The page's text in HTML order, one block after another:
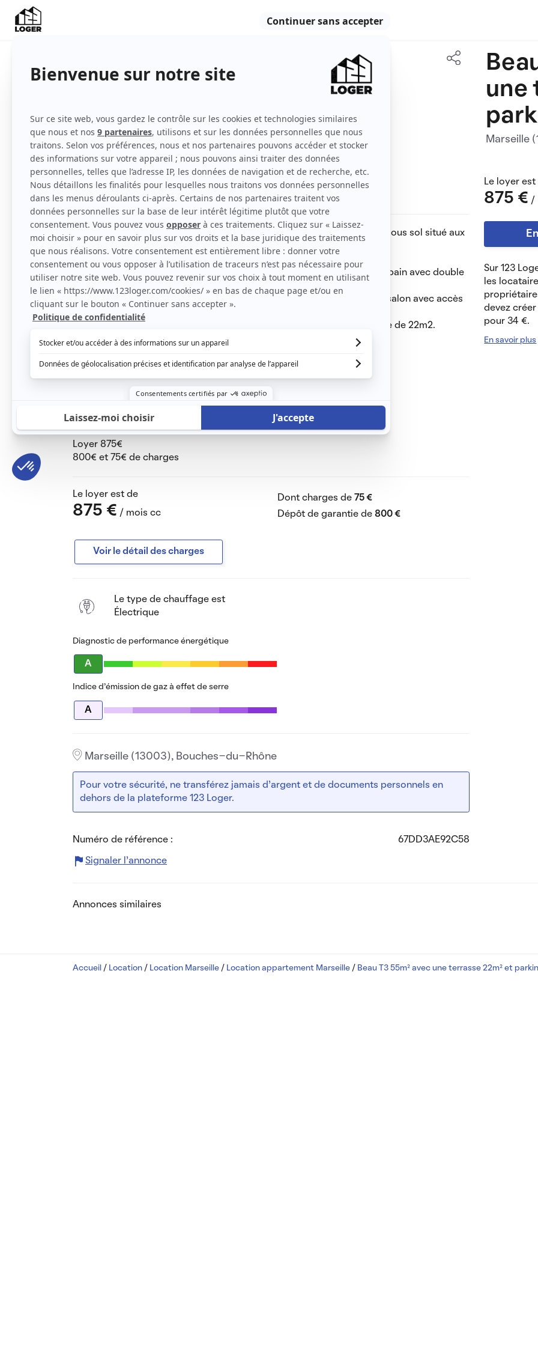
une
Marseille
Le loyer est
875 € /
Sur 123
les
devez
pour 34 €.
En savoir plus
2ème étage
avec ascenseur
Voir toutes les caractéristiques
Loue T3 de 55 m² avec une terrasse de 22m² et un place de parking en sous sol situé aux
docks libres 2 grand bleu en face du parc des Bougainvilliers.
L'appartement est constitué d un hall d entrée qui dessert une salle de bain avec double
meuble et wc.
La pièce principale est composée de la cuisine qui est équipée et d un salon avec accès
sur la terrasse en L pour recevoir et passer de bon moments
2 chambres de 10m2 chacune donc une qui a l’accès direct à la terrasse de 22m2.
Avec l appartement il y’a une place de parking numérotée en sous sol.
Pour la location documents demandées par l assurance gestionnaire
CNI
Avis d imposition
3 derniers bulletins de salaire
Loyer 875€
800€ et 75€ de charges
Le loyer est de
875 € / mois cc
Dont charges de 75 €
Dépôt de garantie de800 €
Voir le détail des charges
Le type de chauffage est
Électrique
Diagnostic de performance énergétique
A
Indice d’émission de gaz à effet de serre
A
Marseille (13003), Bouches-du-Rhône
Pour votre sécurité, ne transférez jamais d’argent et de documents personnels en
dehors de la plateforme 123 Loger.
Numéro de référence : 67DD3AE92C58
Signaler l’annonce
Annonces similaires
Accueil / Location/ Location Marseille/ Location appartement Marseille/ Beau T3 55m² avec une terrasse 22m² et